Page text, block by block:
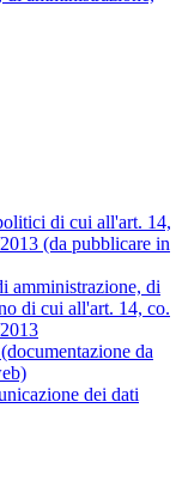
di cui all'art. 14,
(da pubblicare in
amministrazione, di
di cui all'art. 14, co.
da
dei dati